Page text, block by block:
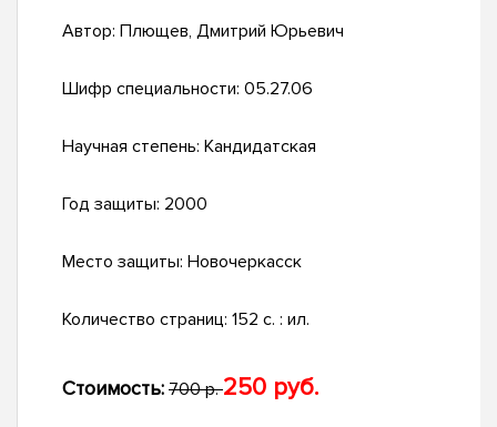
Автор: Плющев, Дмитрий Юрьевич
Шифр специальности: 05.27.06
Научная степень: Кандидатская
Год защиты: 2000
Место защиты: Новочеркасск
Количество страниц: 152 с. : ил.
Стоимость: 700 р.250 руб.